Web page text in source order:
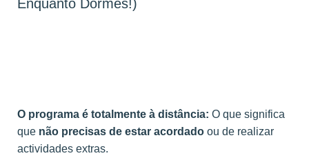
Enquanto Dormes!)
O programa é totalmente à distância: O que significa
que não precisas de estar acordadoou de realizar
actividades extras.